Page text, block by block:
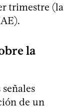
trimestre (la
la
de un